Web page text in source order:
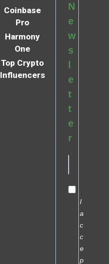
Coinbase
Pro
Harmony
One
Top Crypto
Influencers
N
e
w
s
e
t
t
e
r
I
a
c
c
e
p